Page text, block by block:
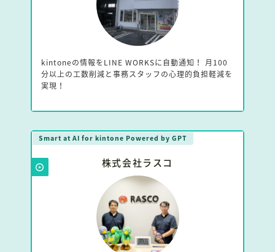
kintoneの情報をLINE WORKSに自動通知！ 月100
分以上の工数削減と事務スタッフの心理的負担軽減を
実現！
Smart at AI for kintone Powered by GPT
株式会社ラスコ